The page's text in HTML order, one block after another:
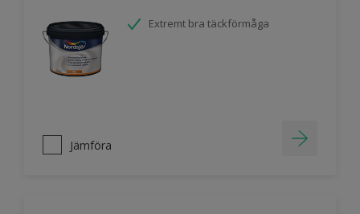
Extremt bra täckförmåga
Jämföra